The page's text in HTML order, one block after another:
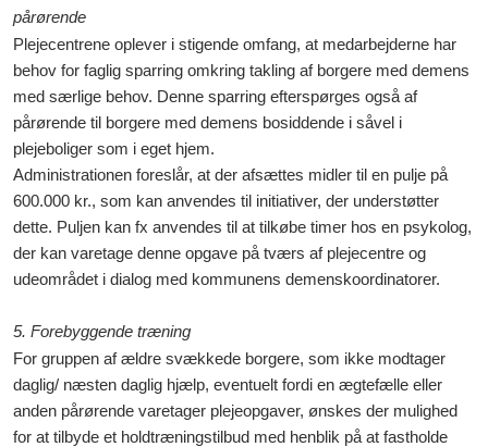
pårørende
Plejecentrene oplever i stigende omfang, at medarbejderne har
behov for faglig sparring omkring takling af borgere med demens
med særlige behov. Denne sparring efterspørges også af
pårørende til borgere med demens bosiddende i såvel i
plejeboliger som i eget hjem.
Administrationen foreslår, at der afsættes midler til en pulje på
600.000 kr., som kan anvendes til initiativer, der understøtter
dette. Puljen kan fx anvendes til at tilkøbe timer hos en psykolog,
der kan varetage denne opgave på tværs af plejecentre og
udeområdet i dialog med kommunens demenskoordinatorer.
5. Forebyggende træning
For gruppen af ældre svækkede borgere, som ikke modtager
daglig/ næsten daglig hjælp, eventuelt fordi en ægtefælle eller
anden pårørende varetager plejeopgaver, ønskes der mulighed
for at tilbyde et holdtræningstilbud med henblik på at fastholde